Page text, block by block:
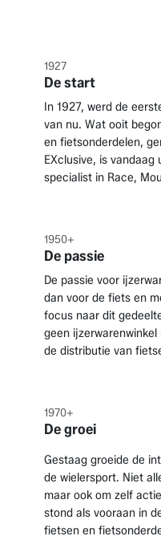
1927
De start
In 1927, werd de
van nu. Wat ooit
en fietsonderdelen,
EXclusive, is
specialist in Race,
1950+ ​
De passie
De passie voor
dan voor de fiets en
focus naar dit
geen
de distributie van
1970+
De groei
Gestaag groeide de
de wielersport. Niet
maar ook om zelf
stond als vooraan in
fietsen en